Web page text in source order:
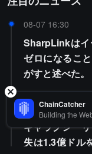
08-07 16:30
SharpLinkはイ
ゼロになるこ
がすと述べた。
08-07 16:15
ギャラクシー
失は1.3億ドル
ChainCatcher
Building the